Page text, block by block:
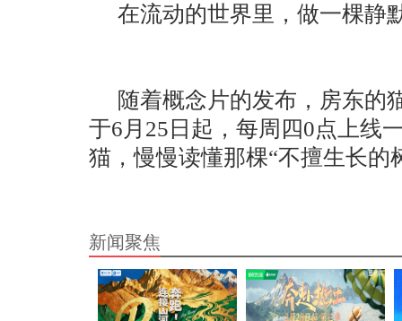
在流动的世界里，做一棵静
随着概念片的发布，房东的
于6月25日起，每周四0点上线
猫，慢慢读懂那棵“不擅生长的
新闻聚焦